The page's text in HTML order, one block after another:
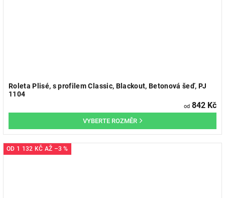
Roleta Plisé, s profilem Classic, Blackout, Betonová šeď, PJ
1104
od 842 Kč
OD 1 132 KČ AŽ –3 %